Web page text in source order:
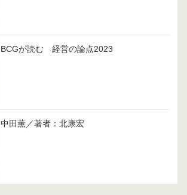
BCGが読む 経営の論点2023
中田薫／著者：北康宏